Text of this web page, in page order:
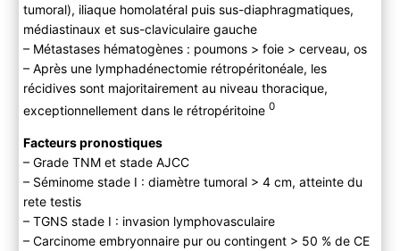
tumoral), iliaque homolatéral puis sus-diaphragmatiques,
médiastinaux et sus-claviculaire gauche
– Métastases hématogènes : poumons > foie > cerveau, os
– Après une lymphadénectomie rétropéritonéale, les
récidives sont majoritairement au niveau thoracique,
exceptionnellement dans le rétropéritoine 0
Facteurs pronostiques
– Grade TNM et stade AJCC
– Séminome stade I : diamètre tumoral > 4 cm, atteinte du
rete testis
– TGNS stade I : invasion lymphovasculaire
– Carcinome embryonnaire pur ou contingent > 50 % de CE